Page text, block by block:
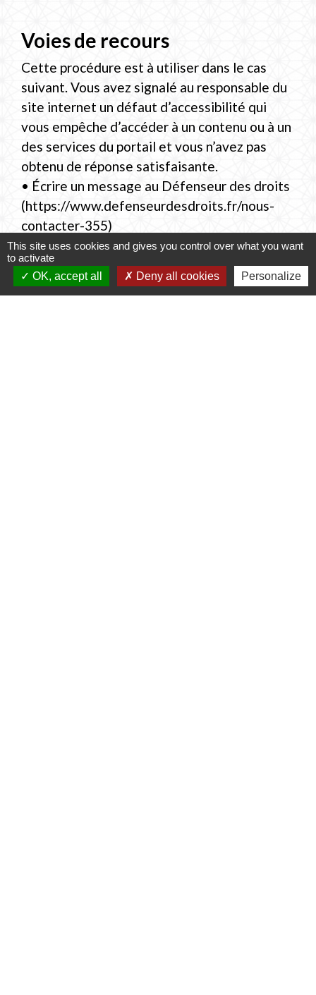
Voies de recours
Cette procédure est à utiliser dans le cas
suivant. Vous avez signalé au responsable du
site internet un défaut d’accessibilité qui
vous empêche d’accéder à un contenu ou à un
des services du portail et vous n’avez pas
obtenu de réponse satisfaisante.
• Écrire un message au Défenseur des droits
(https://www.defenseurdesdroits.fr/nous-
contacter-355)
• Contacter le délégué du Défenseur des
droits près de chez vous
(https://www.defenseurdesdroits.fr/carte-
This site uses cookies and gives you control over what you want
to activate
OK, accept all
Deny all cookies Personalize